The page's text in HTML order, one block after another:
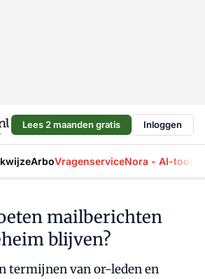
Lees 2 maanden gratis Inloggen
ArboVragenserviceNora - AI-tool
mailberichten
blijven?
termijnen van or-leden en